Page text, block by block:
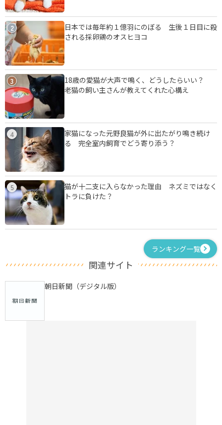
2
日本では毎年約１億羽にのぼる 生後１日目に殺
される採卵鶏のオスヒヨコ
3
18歳の愛猫が大声で鳴く、どうしたらいい？
老猫の飼い主さんが教えてくれた心構え
4
家猫になった元野良猫が外に出たがり鳴き続け
る 完全室内飼育でどう寄り添う？
5
猫が十二支に入らなかった理由 ネズミではなく
トラに負けた？
ランキング一覧
関連サイト
朝日新聞（デジタル版）